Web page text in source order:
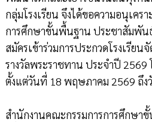
กลุ่มโรงเรียน จึงได้ขอความอนุเค
การศึกษาขั้นพื้นฐาน ประชาสัมพัน
สมัครเข้าร่วมการประกวดโรงเรีย
รางวัลพระราชทาน ประจำปี 2569
ตั้งแต่วันที่ 18 พฤษภาคม 2569 ถึ
สำนักงานคณะกรรมการการศึกษ